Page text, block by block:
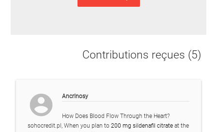
Contributions reçues (5)
account_circle AncrInosy
How Does Blood Flow Through the Heart?
sohocredit.pl, When you plan to 200 mg sildenafil citrateat the